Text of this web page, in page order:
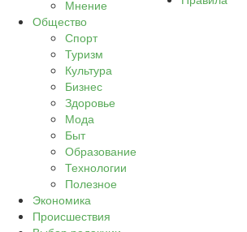
Мнение
Общество
Спорт
Туризм
Культура
Бизнес
Здоровье
Мода
Быт
Образование
Технологии
Полезное
Экономика
Происшествия